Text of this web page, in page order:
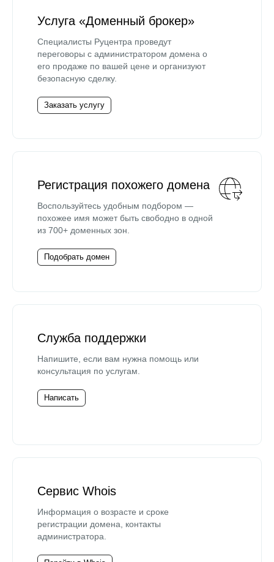
Услуга «Доменный брокер»
Специалисты Руцентра проведут
переговоры с администратором домена о
его продаже по вашей цене и организуют
безопасную сделку.
Заказать услугу
Регистрация похожего домена
Воспользуйтесь удобным подбором —
похожее имя может быть свободно в одной
из 700+ доменных зон.
Подобрать домен
Служба поддержки
Напишите, если вам нужна помощь или
консультация по услугам.
Написать
Сервис Whois
Информация о возрасте и сроке
регистрации домена, контакты
администратора.